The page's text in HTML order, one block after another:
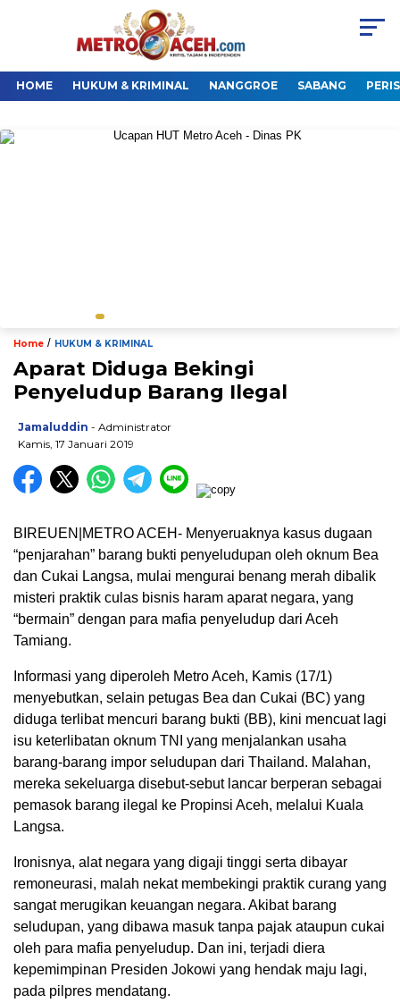
HOME HUKUM & KRIMINAL NANGGROE SABANG
Home / HUKUM & KRIMINAL
Aparat Diduga Bekingi
Penyeludup Barang Ilegal
Jamaluddin - Administrator
Kamis, 17 Januari 2019
BIREUEN|METRO ACEH- Menyeruaknya kasus dugaan
“penjarahan” barang bukti penyeludupan oleh oknum Bea
dan Cukai Langsa, mulai mengurai benang merah dibalik
misteri praktik culas bisnis haram aparat negara, yang
“bermain” dengan para mafia penyeludup dari Aceh
Tamiang.
Informasi yang diperoleh Metro Aceh, Kamis (17/1)
menyebutkan, selain petugas Bea dan Cukai (BC) yang
diduga terlibat mencuri barang bukti (BB), kini mencuat lagi
isu keterlibatan oknum TNI yang menjalankan usaha
barang-barang impor seludupan dari Thailand. Malahan,
mereka sekeluarga disebut-sebut lancar berperan sebagai
pemasok barang ilegal ke Propinsi Aceh, melalui Kuala
Langsa.
Ironisnya, alat negara yang digaji tinggi serta dibayar
remoneurasi, malah nekat membekingi praktik curang yang
sangat merugikan keuangan negara. Akibat barang
seludupan, yang dibawa masuk tanpa pajak ataupun cukai
oleh para mafia penyeludup. Dan ini, terjadi diera
kepemimpinan Presiden Jokowi yang hendak maju lagi,
pada pilpres mendatang.